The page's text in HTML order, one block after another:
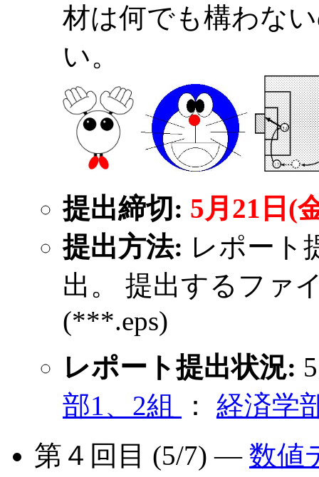
材は何でも構わな
い。
提出締切: 5月21日(
提出方法: レポート
出。 提出するファ
(***.eps)
レポート提出状況:
部1、2組
： 経済学
第４回目 (5/7) ― 数値